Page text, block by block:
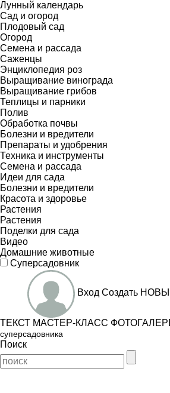
Лунный календарь
Сад и огород
Плодовый сад
Огород
Семена и рассада
Саженцы
Энциклопедия роз
Выращивание винограда
Выращивание грибов
Теплицы и парники
Полив
Обработка почвы
Болезни и вредители
Препараты и удобрения
Техника и инструменты
Семена и рассада
Идеи для сада
Болезни и вредители
Красота и здоровье
Растения
Растения
Поделки для сада
Видео
Домашние животные
Суперсадовник
Вход Создать
ТЕКСТ МАСТЕР-КЛАСС
суперсадовника
Поиск